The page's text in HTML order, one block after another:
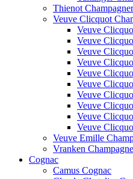
Thienot Champagner
Veuve Clicquot
Veuve
Veuve
Veuve
Veuve
Veuve
Veuve
Veuve
Veuve
Veuve
Veuve
Veuve Emille
Vranken
Cognac
Camus Cognac